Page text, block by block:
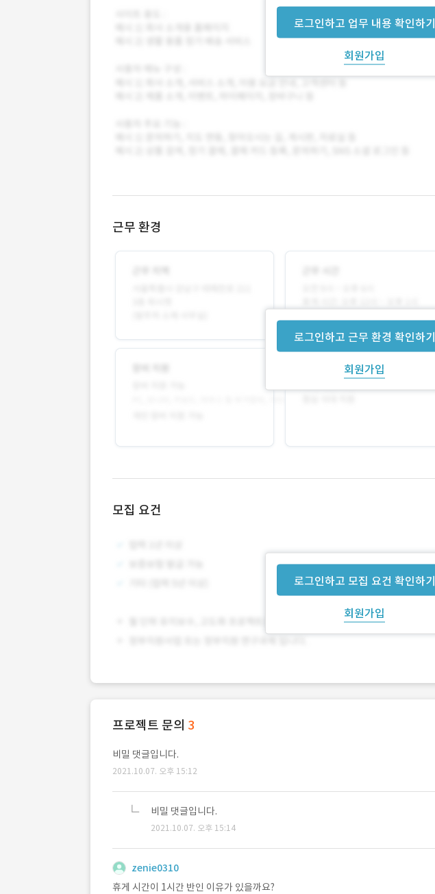
로그인하고 업무 내용 확인하기
회원가입
근무 환경
로그인하고 근무 환경 확인하기
회원가입
모집 요건
로그인하고 모집 요건 확인하기
회원가입
프로젝트 문의 3
비밀 댓글입니다.
2021.10.07. 오후 15:12
비밀 댓글입니다.
2021.10.07. 오후 15:14
zenie0310
휴게 시간이 1시간 반인 이유가 있을까요?